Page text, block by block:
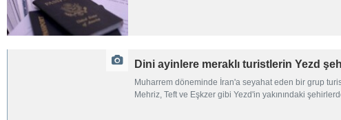
Dini ayinlere meraklı turistlerin Yezd
Muharrem döneminde İran'a seyahat eden bir grup
Mehriz, Teft ve Eşkzer gibi Yezd'in yakınındaki